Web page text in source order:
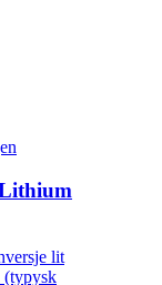
lit
(typysk